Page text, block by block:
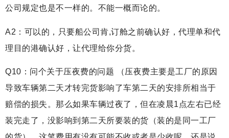
公司规定也是不一样的。不能一概而论的。
A2：可以的，只要船公司肯,订舱之前确认好，代理单和代
理目的港确认好，让代理给你分货。
Q10：问个关于压夜费的问题 （压夜费主要是工厂的原因
导致车辆第二天才转完货影响了车第二天的安排所相当于
赔偿的损失。那么如果车辆过夜了，但在凌晨1点左右已经
装完走了，没影响到第二天所要装的货（装的是同一工厂